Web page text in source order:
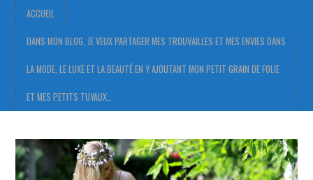
ACCUEIL
DANS MON BLOG, JE VEUX PARTAGER MES TROUVAILLES ET MES ENVIES DANS
LA MODE, LE LUXE ET LA BEAUTÉ EN Y AJOUTANT MON PETIT GRAIN DE FOLIE
ET MES PETITS TUYAUX…